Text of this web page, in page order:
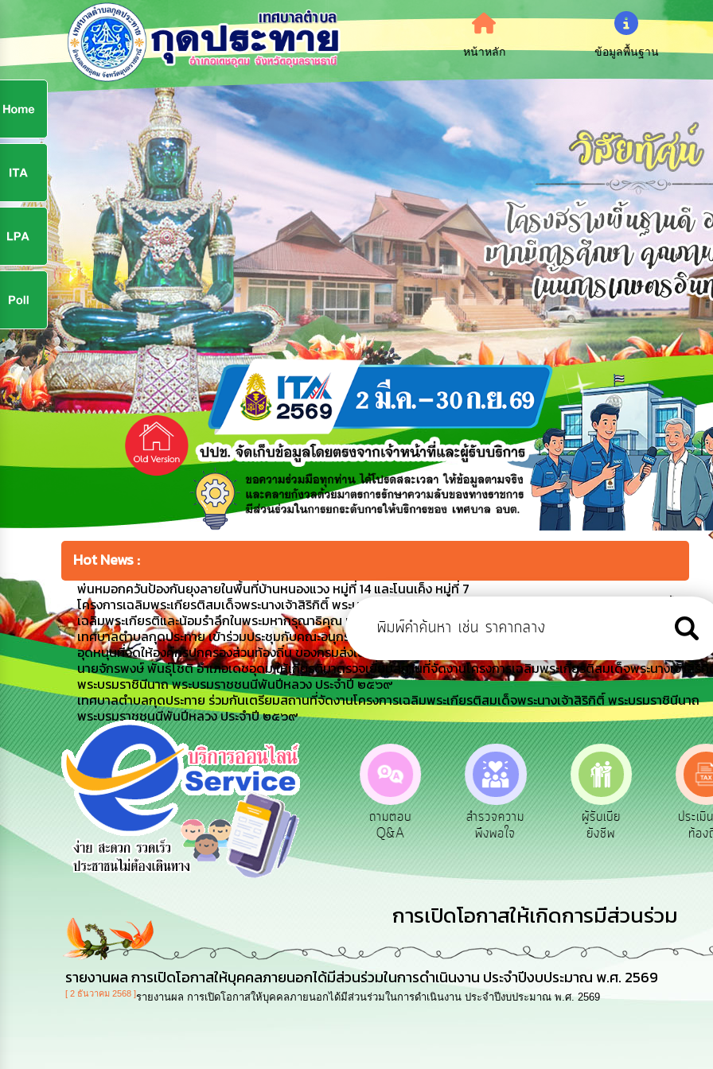
หน้าหลัก ข้อมูลพื้นฐาน
Hot News :
พ่นหมอกควันป้องกันยุงลายในพื้นที่บ้านหนองแวง หมู่ที่ 14 และโนนเค็ง หมู่ที่ 7
โครงการเฉลิมพระเกียรติสมเด็จพระนางเจ้าสิริกิติ์ พระบรมราชินีนาถ พระบรมราชชนนีพันปีหลวง พิธีปล่อยพันธุ์สัตว์น้ำ
เฉลิมพระเกียรติและน้อมรำลึกในพระมหากรุณาธิคุณ เนื่องในโอกาสวันคล้ายวันพระราชสมภพฯ
เทศบาลตำบลกุดประทาย เข้าร่วมประชุมกับคณะอนุกรรมาธิการท้องถิ่น เทศบาลนคร เทศบาลเมือง เทศบาลตำบล และเงิน
อุดหนุนที่จัดให้องค์กรปกครองส่วนท้องถิ่น ของกรมส่งเสริมการปกครองส่วนท้องถิ่น
นายจักรพงษ์ พันธุ์โชติ อำเภอเดชอุดม ให้เกียรติมาตรวจเยี่ยมสถานที่จัดงานโครงการเฉลิมพระเกียรติสมเด็จพระนางเจ้าสิริ
พระบรมราชินีนาถ พระบรมราชชนนีพันปีหลวง ประจำปี ๒๕๖๙
เทศบาลตำบลกุดประทาย ร่วมกันเตรียมสถานที่จัดงานโครงการเฉลิมพระเกียรติสมเด็จพระนางเจ้าสิริกิติ์ พระบรมราชินีนาถ
พระบรมราชชนนีพันปีหลวง ประจำปี ๒๕๖๙
ร้องเรียน
การทุจริต
ร้องเรียน
การบริหาร
ทรัพยากร
บุคคล
e-Service
บริการ
ออนไลน์
ถามตอบ
Q&A
สำรวจความ
พึงพอใจ
ผู้รับเบีย
ยังชีพ
ประเ
ท้อ
การเปิดโอกาสให้เกิดการมีส่วนร่วม
รายงานผล การเปิดโอกาสให้บุคคลภายนอกได้มีส่วนร่วมในการดำเนินงาน ประจำปีงบประมาณ พ.ศ. 2569
[ 2 ธันวาคม 2568 ]รายงานผล การเปิดโอกาสให้บุคคลภายนอกได้มีส่วนร่วมในการดำเนินงาน ประจำปีงบประมาณ พ.ศ. 2569